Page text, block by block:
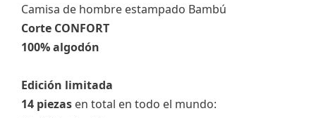
Camisa de hombre estampado Bambú
Corte CONFORT
100% algodón
Edición limitada
14 piezas en total en todo el mundo: